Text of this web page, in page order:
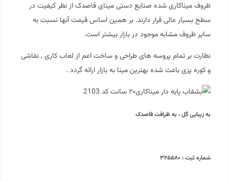
ظروف میناکاری شده صنایع دستی مینای قاصدک از نظر کیفیت در
سطح بسیار عالی قرار دارند. بر همین اساس قیمت آنها نسبت به
سایر ظروف مشابه موجود در بازار بیشتر است.
نظارت بر تمام پروسه های طراحی و ساخت اعم از لعاب کاری , نقاشی
و کوره پزی باعث شده بهترین مینا به بازار ارائه گردد .
به زیبایی گل ، به ظرافت قاصدک
شماره ثبت : ۳۲۵۵۸۰